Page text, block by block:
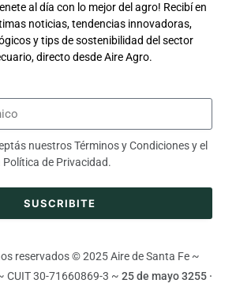
al día con lo mejor del agro! Recibí en
noticias, tendencias innovadoras,
y tips de sostenibilidad del sector
directo desde Aire Agro.
nuestrosTérminos y Condicionesy el
Política de Privacidad.
SUSCRIBITE
reservados © 2025 Aire de Santa Fe ~
CUIT 30-71660869-3 ~ 25 de mayo 3255 ·